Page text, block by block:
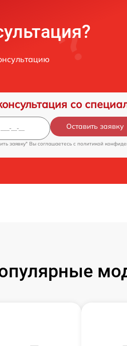
со
Оставить заявку
заявку" Вы соглашаетесь c политикой